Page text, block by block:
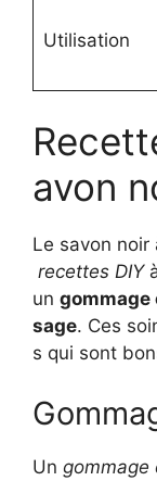
Utilisation
avon
Le savon noir
recettes DIY
un gommage
sage. Ces
s qui sont
Un gommage